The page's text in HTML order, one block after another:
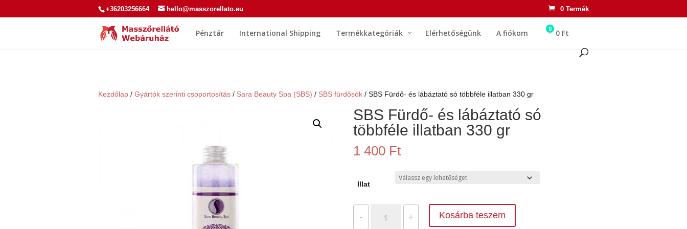
+36203256664 hello@masszorellato.eu 0 Termék
Pénztár International Shipping Termékkategóriák Elérhetőségünk A fiókom 0 0 Ft
Kezdőlap / Gyártók szerinti csoportosítás / Sara Beauty Spa (SBS) / SBS fürdősók / SBS Fürdő- és lábáztató só többféle illatban 330 gr
SBS Fürdő- és lábáztató só
többféle illatban 330 gr
1 400 Ft
Illat
-
Fürdő-
+ Kosárba teszem